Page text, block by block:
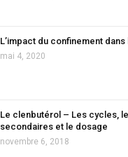
L’impact du confinement
mai 4, 2020
Le clenbutérol – Les cycles,
secondaires et le dosage
novembre 6, 2018